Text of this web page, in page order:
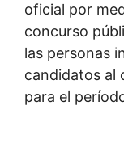
oficial por
concurso
las personas
candidatos al
para el